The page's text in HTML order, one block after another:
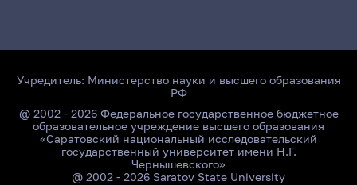
Учредитель: Министерство науки и высшего образования
РФ
@ 2002 - 2026 Федеральное государственное бюджетное
образовательное учреждение высшего образования
«Саратовский национальный исследовательский
государственный университет имени Н.Г.
Чернышевского»
@ 2002 - 2026 Saratov State University